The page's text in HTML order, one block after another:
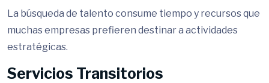
La búsqueda de talento consume tiempo y recursos que
muchas empresas prefieren destinar a actividades
estratégicas.
Servicios Transitorios